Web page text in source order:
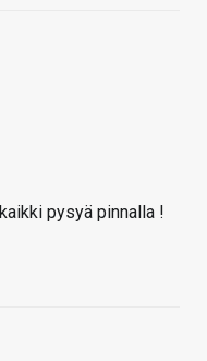
pysyä pinnalla !